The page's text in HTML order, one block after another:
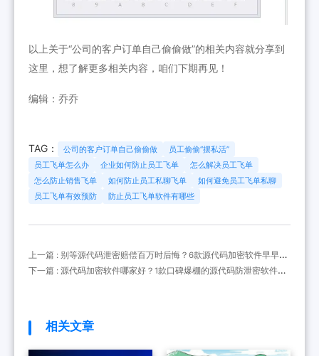
以上关于“公司的客户订单自己偷偷做”的相关内容就分享到
这里，想了解更多相关内容，咱们下期再见！
编辑：乔乔
TAG： 公司的客户订单自己偷偷做
员工偷偷“摆私活”
员工飞单怎么办
企业如何防止员工飞单
怎么解决员工飞单
怎么防止销售飞单
如何防止员工私聊飞单
如何避免员工飞单私聊
员工飞单有效预防
防止员工飞单软件有哪些
上一篇 : 别等源代码泄密赔偿百万时后悔？6款源代码加密软件早早部
署！精准预防源代码泄密问题！
下一篇 : 源代码加密软件哪家好？1款口碑爆棚的源代码防泄密软件分
相关文章